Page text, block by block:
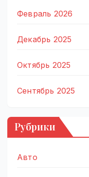
Февраль 2026
Декабрь 2025
Октябрь 2025
Сентябрь 2025
Рубрики
Авто